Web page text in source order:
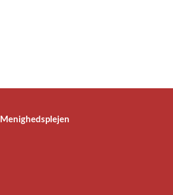
Menighedsplejen